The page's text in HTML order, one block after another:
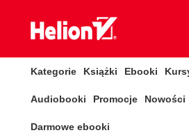
Kategorie Książki Ebooki
Audiobooki Promocje Nowości
Darmowe ebooki